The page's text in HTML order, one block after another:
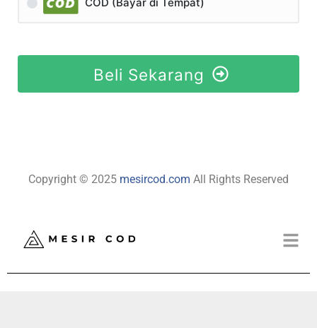
COD (Bayar di Tempat)
Beli Sekarang
Copyright © 2025 mesircod.com All Rights Reserved